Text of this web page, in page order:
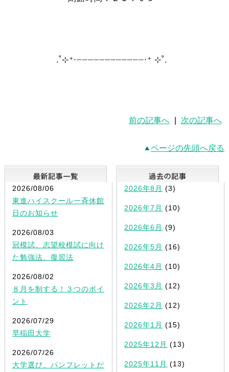
.˚⊹⁺‧┈┈┈┈┈┈┈┈┈┈┈┈‧⁺ ⊹˚.
前の記事へ 次の記事へ
ページの先頭へ戻る
最新記事一覧
2026/08/06
東進ハイスクール一斉休館
日のお知らせ
2026/08/03
冠模試、志望校模試に向け
た勉強法、復習法
2026/08/02
８月を制する！３つのポイ
ント
2026/07/29
早稲田大学
2026/07/26
大学選び、パンフレットだ
2026年8月 (3)
2026年7月 (10)
2026年6月 (9)
2026年5月 (16)
2026年4月 (10)
2026年3月 (12)
2026年2月 (12)
2026年1月 (15)
2025年12月 (13)
2025年11月 (13)